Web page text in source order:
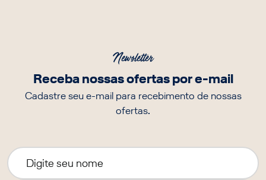
Newsletter
Receba nossas ofertas por e-mail
Cadastre seu e-mail para recebimento de nossas
ofertas.